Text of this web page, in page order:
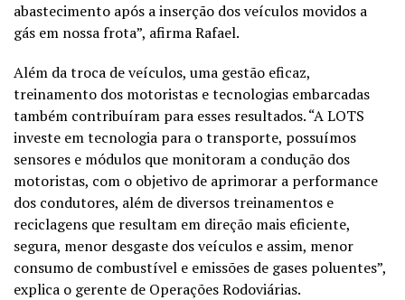
abastecimento após a inserção dos veículos movidos a
gás em nossa frota”, afirma Rafael.
Além da troca de veículos, uma gestão eficaz,
treinamento dos motoristas e tecnologias embarcadas
também contribuíram para esses resultados. “A LOTS
investe em tecnologia para o transporte, possuímos
sensores e módulos que monitoram a condução dos
motoristas, com o objetivo de aprimorar a performance
dos condutores, além de diversos treinamentos e
reciclagens que resultam em direção mais eficiente,
segura, menor desgaste dos veículos e assim, menor
consumo de combustível e emissões de gases poluentes”,
explica o gerente de Operações Rodoviárias.